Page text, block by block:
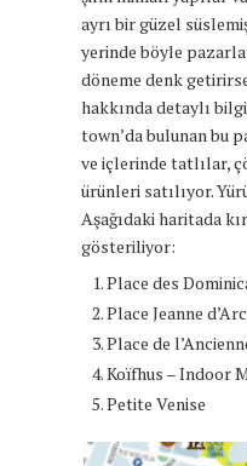
ayrı bir güzel
yerinde böyle
döneme denk
hakkında detaylı
town’da bulunan bu
ve içlerinde tatlılar,
ürünleri satılıyor.
Aşağıdaki haritada
gösteriliyor:
Place des
Place Jeanne d’Arc
Place de
Koïfhus – Indoor
Petite Venise